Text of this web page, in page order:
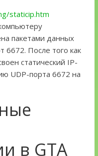
staticip.htm
пакетами данных
6672. После того как
статический IP-
UDP-порта 6672 на
в GTA